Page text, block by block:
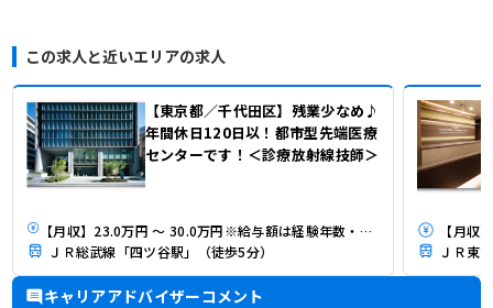
この求人と近いエリアの求人
【東京都／千代田区】残業少なめ♪
年間休日120日以！都市型先端医療
センターです！＜診療放射線技師＞
【月収】23.0万円 ～ 30.0万円※給与額は経験年数・勤務実績などを考慮して決定いたします。
ＪＲ総武線「四ツ谷駅」（徒歩5分）
【月収
ＪＲ東
キャリアアドバイザーコメント